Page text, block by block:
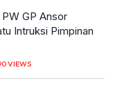
GP Ansor
Intruksi Pimpinan
VIEWS